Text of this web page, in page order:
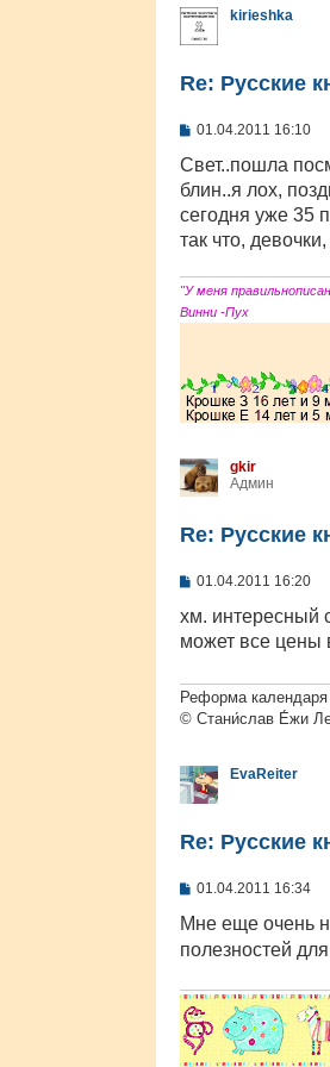
kirieshka
Re: Русские
С
о
щ
е
и
01.04.2011 16:10
Свет..пошла
блин..я лох,
сегодня уже 35
так что,
"У меня
Винни -Пух
gkir
Админ
Re: Русские
С
о
щ
и
е
01.04.2011 16:20
хм. интересный
может все
Реформа
© Стани́слав Е́жи
EvaReiter
Re: Русские
С
о
щ
н
и
е
01.04.2011 16:34
Мне еще очень
полезностей